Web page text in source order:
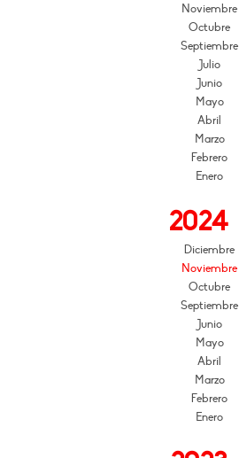
Noviembre
Octubre
Septiembre
Julio
Junio
Mayo
Abril
Marzo
Febrero
Enero
2024
Diciembre
Noviembre
Octubre
Septiembre
Junio
Mayo
Abril
Marzo
Febrero
Enero